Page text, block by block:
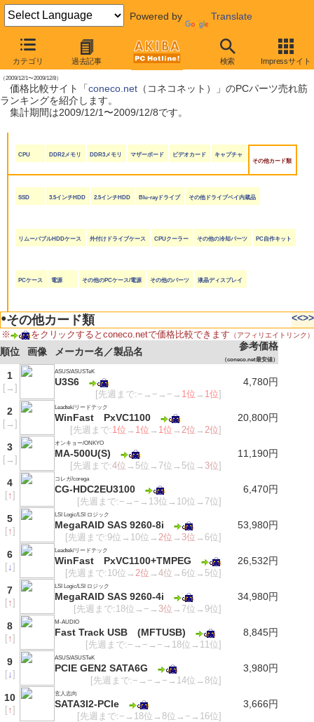
Powered by Translate
カテゴリ 過去記事 検索 Impressサイト
【 2009年12月12日号 】
coneco.net売れ筋ランキング
（2009/12/1〜2009/12/8）
価格比較サイト「coneco.net（コネコネット）」のPCパーツ売れ筋
ランキングを紹介します。
集計期間は2009/12/1〜2009/12/8です。
CPU DDR2メモリ DDR3メモリ マザーボード ビデオカード
キャプチャ
その他カード類
SSD 3.5インチHDD 2.5インチHDD Blu-rayドライブ その他ドライブベイ内蔵品
リムーバブルHDDケース 外付けドライブケース CPUクーラー その他の冷却パーツ PC自作キット
PCケース 電源 その他のPCケース/電源 その他のパーツ 液晶ディスプレイ
●その他カード類 <<>>
※ をクリックするとconeco.netで価格比較できます （アフィリエイトリンク）
順位 画像 メーカー名／製品名 参考価格
（coneco.net最安値）
1
[→ ]
ASUS/ASUSTeK
U3S6
[先週まで:−→−→−→ 1位 → 1位]
4,780円
2
[→ ]
Leadtek/リードテック
WinFast PxVC1100
[先週まで:1位 → 1位 → 1位 →2位 →2位]
20,800円
3
[→ ]
オンキョー/ONKYO
MA-500U(S)
[先週まで:4位 →5位→7位→5位→ 3位]
11,190円
4
[↑]
コレガ/corega
CG-HDC2EU3100
[先週まで:−→−→13位→10位→7位]
6,470円
5
[↑]
LSI Logic/LSI ロジック
MegaRAID SAS 9260-8i
[先週まで:9位→10位→2位 → 3位 →6位]
53,980円
6
[↓]
Leadtek/リードテック
WinFast PxVC1100+TMPEG
[先週まで:10位→2位 →4位 →6位→5位]
26,532円
7
[↑]
LSI Logic/LSI ロジック
MegaRAID SAS 9260-4i
[先週まで:18位→−→ 3位 →7位→9位]
34,980円
8
[↑]
M-AUDIO
Fast Track USB (MFTUSB)
[先週まで:−→−→−→18位→11位]
8,845円
9
[↓]
ASUS/ASUSTeK
PCIE GEN2 SATA6G
[先週まで:−→−→−→14位→8位]
3,980円
10
[↑]
玄人志向
SATA3I2-PCIe
[先週まで:−→18位→8位→−→16位]
3,666円